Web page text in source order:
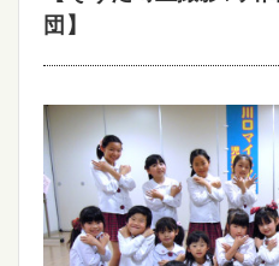
行政
地域から探す
募集！
運営団体
団】